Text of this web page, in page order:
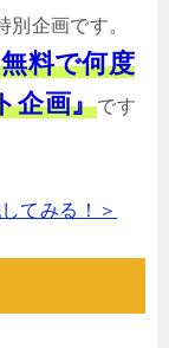
企画です。
料で何度
企画』です
てみる！＞